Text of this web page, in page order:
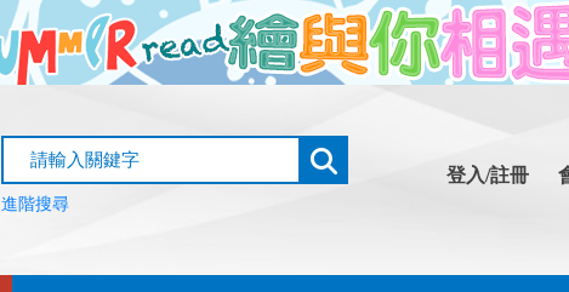
進階搜尋
登入/註冊